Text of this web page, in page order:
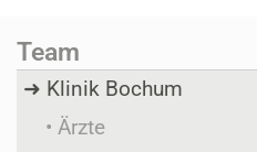
Team
Klinik Bochum
Ärzte